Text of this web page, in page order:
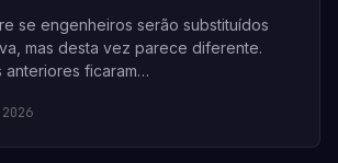
se engenheiros serão substituídos
mas desta vez parece diferente.
anteriores ficaram…